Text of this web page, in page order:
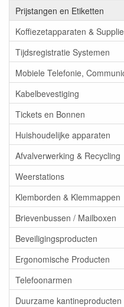
Prijstangen en Etiketten
Koffiezetapparaten &
Tijdsregistratie Systemen
Mobiele Telefonie,
Kabelbevestiging
Tickets en Bonnen
Huishoudelijke apparaten
Afvalverwerking & Recycling
Weerstations
Klemborden & Klemmappen
Brievenbussen / Mailboxen
Beveiligingsproducten
Ergonomische Producten
Telefoonarmen
Duurzame kantineproducten